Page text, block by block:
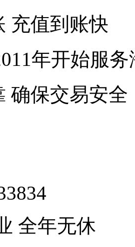
充值到账快
年开始服
确保交易安全
全年无休